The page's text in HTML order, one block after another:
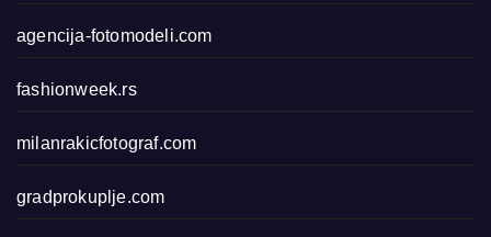
agencija-fotomodeli.com
fashionweek.rs
milanrakicfotograf.com
gradprokuplje.com